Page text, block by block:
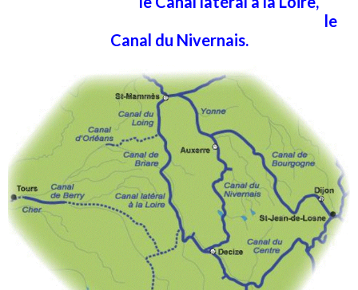
le
Canal du Nivernais.